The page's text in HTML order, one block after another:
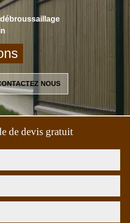
NOUS
de devis gratuit